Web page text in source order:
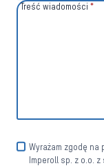
Treść wiadomości *
Wyrażam zgodę na
Imperoll sp. z o.o.